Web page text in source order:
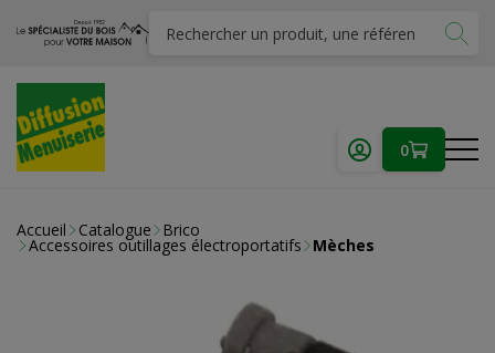
0
Accueil Catalogue Brico
Accessoires outillages électroportatifs Mèches